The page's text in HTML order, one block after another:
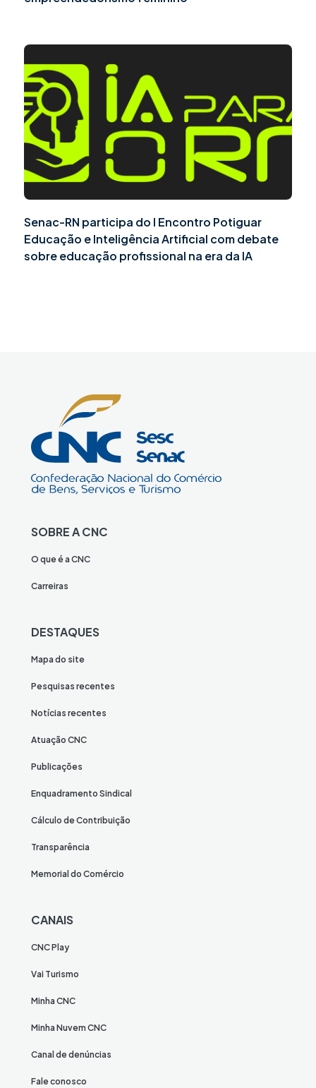
Senac-RN participa do I Encontro Potiguar
Educação e Inteligência Artificial com debate
sobre educação profissional na era da IA
SOBRE A CNC
O que é a CNC
Carreiras
DESTAQUES
Mapa do site
Pesquisas recentes
Notícias recentes
Atuação CNC
Publicações
Enquadramento Sindical
Cálculo de Contribuição
Transparência
Memorial do Comércio
CANAIS
CNC Play
Vai Turismo
Minha CNC
Minha Nuvem CNC
Canal de denúncias
Fale conosco